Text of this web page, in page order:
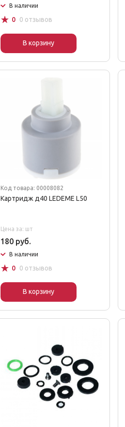
В наличии
☆ 0 0 отзывов
В корзину
Код товара: 00008082
Картридж д40 LEDEME L50
Цена за: шт
180 руб.
В наличии
☆ 0 0 отзывов
В корзину